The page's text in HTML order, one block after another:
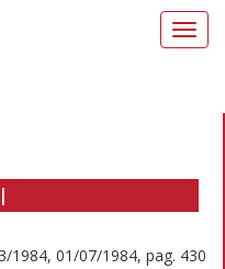
1984, 01/07/1984, pag. 430